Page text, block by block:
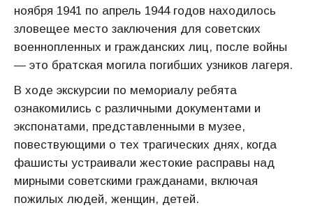
ноября 1941 по апрель 1944 годов находилось
зловещее место заключения для советских
военнопленных и гражданских лиц, после войны
— это братская могила погибших узников лагеря.
В ходе экскурсии по мемориалу ребята
ознакомились с различными документами и
экспонатами, представленными в музее,
повествующими о тех трагических днях, когда
фашисты устраивали жестокие расправы над
мирными советскими гражданами, включая
пожилых людей, женщин, детей.